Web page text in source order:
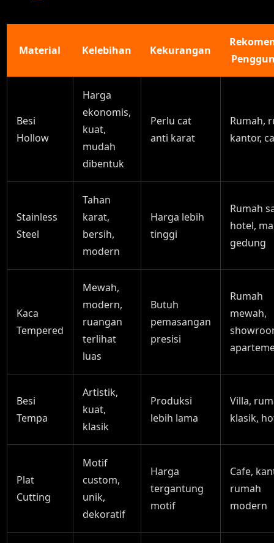
Material Kelebihan Kekurangan
Besi
Hollow
Harga
ekonomis,
kuat,
mudah
dibentuk
Perlu cat
anti karat
Rumah,
kantor,
Stainless
Steel
Tahan
karat,
bersih,
modern
Harga lebih
tinggi
Rumah
hotel,
gedung
Kaca
Tempered
Mewah,
modern,
ruangan
terlihat
luas
Butuh
pemasangan
presisi
Rumah
mewah,
Besi
Tempa
Artistik,
kuat,
klasik
Produksi
lebih lama
Villa,
klasik,
Plat
Cutting
Motif
custom,
unik,
dekoratif
Harga
tergantung
motif
Cafe,
rumah
modern